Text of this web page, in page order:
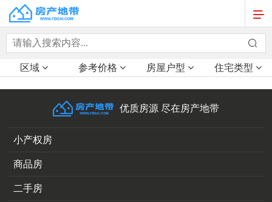
区域 参考价格 房屋户型 住宅类型
优质房源 尽在房产地带
小产权房
商品房
二手房